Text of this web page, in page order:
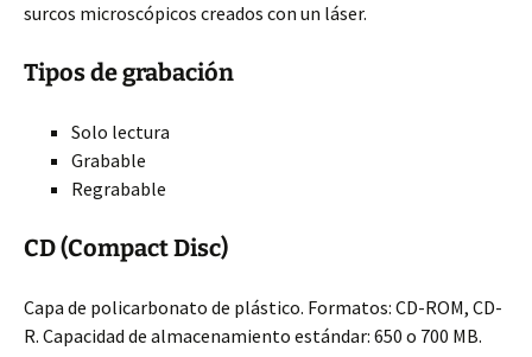
surcos microscópicos creados con un láser.
Tipos de grabación
Solo lectura
Grabable
Regrabable
CD (Compact Disc)
Capa de policarbonato de plástico. Formatos: CD-ROM, CD-
R. Capacidad de almacenamiento estándar: 650 o 700 MB.